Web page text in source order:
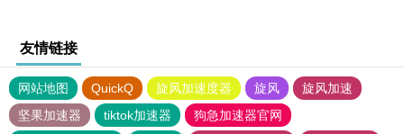
友情链接
网站地图 QuickQ 旋风加速度器 旋风
旋风加速
坚果加速器
tiktok加速器
狗急加速器官网